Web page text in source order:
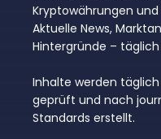
Kryptowährungen und
Aktuelle News,
Hintergründe –
Inhalte werden
geprüft und nach
Standards erstellt.